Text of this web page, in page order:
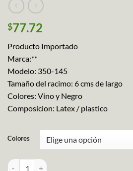
$77.72
Producto Importado
Marca:**
Modelo: 350-145
Tamaño del racimo: 6 cms de largo
Colores: Vino y Negro
Composicion: Latex / plastico
Colores
Racimo de Uva Chica M-145 cantidad